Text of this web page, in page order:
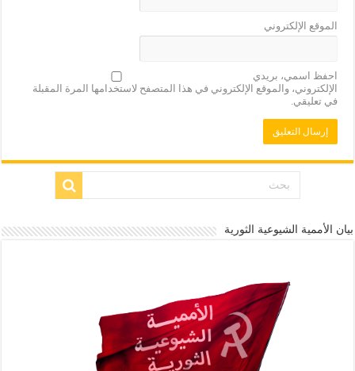
الموقع الإلكتروني
احفظ اسمي، بريدي
الإلكتروني، والموقع الإلكتروني في هذا المتصفح لاستخدامها المرة المقبلة
في تعليقي.
بيان الأممية الشيوعية الثورية